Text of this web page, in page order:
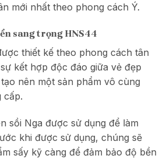
mới nhất theo phong cách Ý.
sang trọng HNS44
thiết kế theo phong cách tân
kết hợp độc đáo giữa vẻ đẹp
nên một sản phẩm vô cùng
cấp.
sồi Nga được sử dụng để làm
khi được sử dụng, chúng sẽ
sấy kỹ càng để đảm bảo độ bền